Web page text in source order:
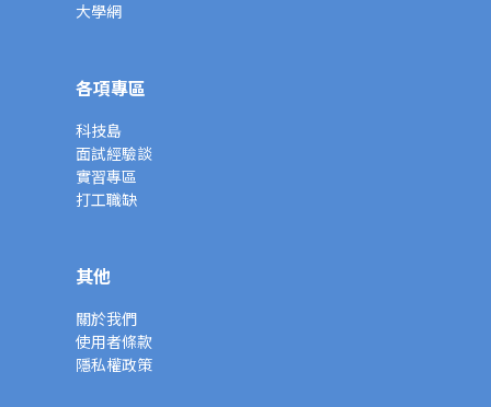
大學網
各項專區
科技島
面試經驗談
實習專區
打工職缺
其他
關於我們
使用者條款
隱私權政策